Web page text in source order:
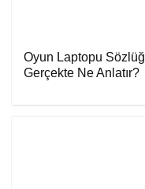
Oyun Laptopu
Gerçekte Ne Anlatır?